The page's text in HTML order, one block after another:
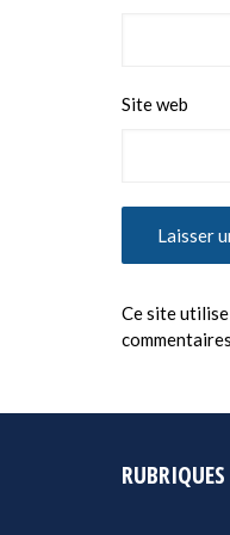
Site web
Ce site
RUBRIQUES